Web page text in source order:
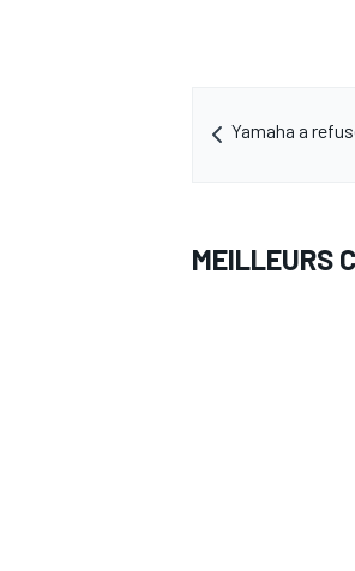
Yamaha a
MEILLEURS